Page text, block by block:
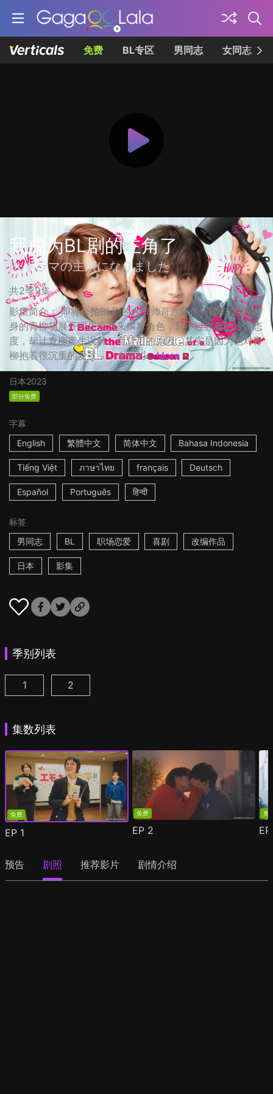
免费 BL专区 男同志 女同志
我成为BL剧的主角了
BLドラマの主演になりました
共2季9集
影集简介： 即将合拍BL剧的人气帅哥赤藤优一郎与童星出
身的青柳萌展开同居生活来揣摩角色，只不过赤藤的冷淡态
度，却让青柳产生误解，而背后的原因，其实是因为他对青
柳抱着很沉重的爱意…… ☆你的... More
日本2023
部分免费
字幕
English
繁體中文 简体中文 Bahasa Indonesia
Tiếng Việt ภาษาไทย français Deutsch
Español Português हिन्दी
标签
男同志
BL 职场恋爱 喜剧 改编作品
日本 影集
季别列表
我成为BL剧的主角了 第1集
1 我成为BL剧的主角了 第2季 第1集
2
集数列表
免费
EP 1
免费
EP 2
免
预告 剧照 推荐影片 剧情介绍